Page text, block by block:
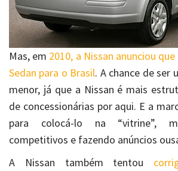
Mas, em 2010, a Nissan anunciou
Sedan para o Brasil. A chance de ser
menor, já que a Nissan é mais
de concessionárias por aqui. E a
para colocá-lo na “vitrine”,
competitivos e fazendo anúncios
A Nissan também tentou